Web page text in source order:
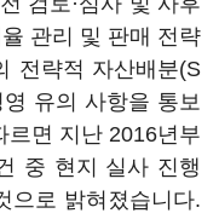
관리 및 판매 전략
전략적 자산배분(S
유의 사항을 통보
르면 지난 2016년부
중 현지 실사 진행
으로 밝혀졌습니다.